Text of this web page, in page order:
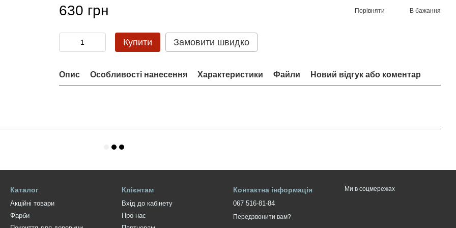
630 грн Порівняти В бажання
Купити Замовити швидко
Опис Особливості нанесення Характеристики Файли Новий відгук або коментар
Каталог
Акційні товари
Фарби
Клієнтам
Вхід до кабінету
Про нас
Контактна інформація
067 516-81-84
Передзвонити вам?
Ми в соцмережах